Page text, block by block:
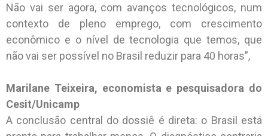
Não vai ser agora, com avanços tecnológicos, num
contexto de pleno emprego, com crescimento
econômico e o nível de tecnologia que temos, que
não vai ser possível no Brasil reduzir para 40 horas”,
Marilane Teixeira, economista e pesquisadora do
Cesit/Unicamp
A conclusão central do dossiê é direta: o Brasil está